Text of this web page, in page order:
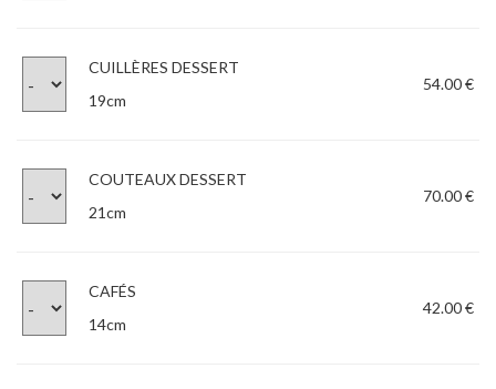
CUILLÈRES DESSERT
19cm
54.00 €
COUTEAUX DESSERT
21cm
70.00 €
CAFÉS
14cm
42.00 €